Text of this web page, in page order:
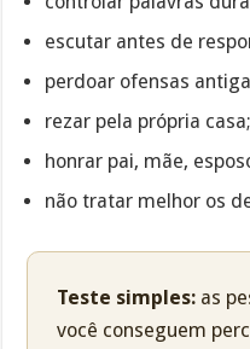
escutar antes de
perdoar ofensas
rezar pela própria casa;
honrar pai, mãe,
não tratar melhor os
Teste simples: as
você conseguem